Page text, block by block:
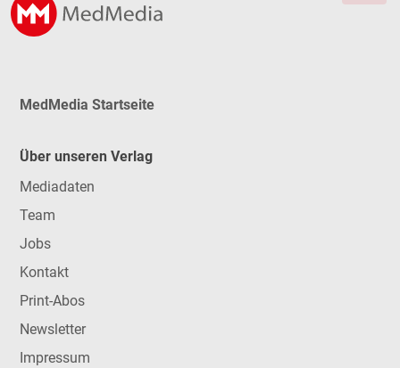
MedMedia Startseite
Über unseren Verlag
Mediadaten
Team
Jobs
Kontakt
Print-Abos
Newsletter
Impressum